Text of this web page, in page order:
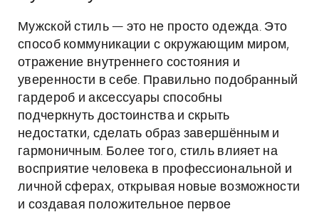
Мужской стиль — это не просто одежда. Это
способ коммуникации с окружающим миром,
отражение внутреннего состояния и
уверенности в себе. Правильно подобранный
гардероб и аксессуары способны
подчеркнуть достоинства и скрыть
недостатки, сделать образ завершённым и
гармоничным. Более того, стиль влияет на
восприятие человека в профессиональной и
личной сферах, открывая новые возможности
и создавая положительное первое